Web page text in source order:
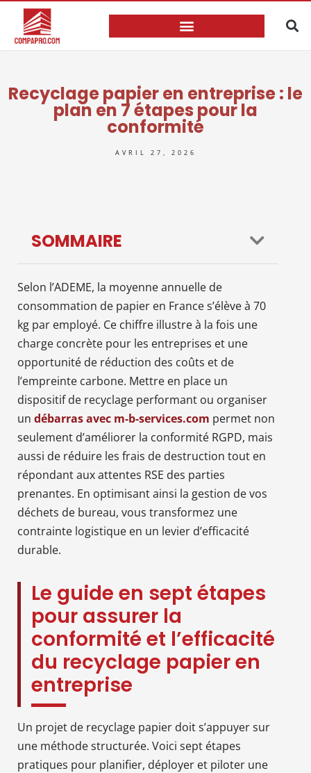
Recyclage papier en entreprise : le
plan en 7 étapes pour la
conformité
AVRIL 27, 2026
SOMMAIRE
Selon l’ADEME, la moyenne annuelle de
consommation de papier en France s’élève à 70
kg par employé. Ce chiffre illustre à la fois une
charge concrète pour les entreprises et une
opportunité de réduction des coûts et de
l’empreinte carbone. Mettre en place un
dispositif de recyclage performant ou organiser
un débarras avec m-b-services.com permet non
seulement d’améliorer la conformité RGPD, mais
aussi de réduire les frais de destruction tout en
répondant aux attentes RSE des parties
prenantes. En optimisant ainsi la gestion de vos
déchets de bureau, vous transformez une
contrainte logistique en un levier d’efficacité
durable.
Le guide en sept étapes
pour assurer la
conformité et l’efficacité
du recyclage papier en
entreprise
Un projet de recyclage papier doit s’appuyer sur
une méthode structurée. Voici sept étapes
pratiques pour planifier, déployer et piloter une